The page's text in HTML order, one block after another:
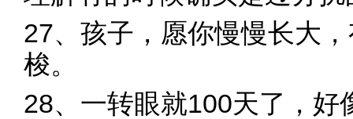
27、孩子，愿你慢慢长大
梭。
28、一转眼就100天了，好